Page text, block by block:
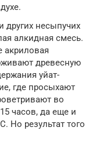
других несыпучих
алкидная смесь.
акриловая
древесную
уйат-
где просыхают
во
часов, да еще и
Но результат того